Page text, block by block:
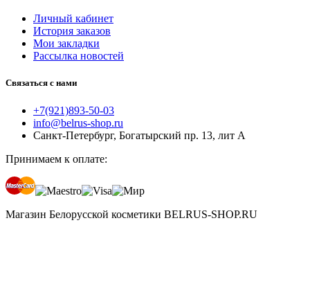
Личный кабинет
История заказов
Мои закладки
Рассылка новостей
Связаться с нами
+7(921)893-50-03
info@belrus-shop.ru
Санкт-Петербург, Богатырский пр. 13, лит А
Принимаем к оплате:
Магазин Белорусской косметики BELRUS-SHOP.RU